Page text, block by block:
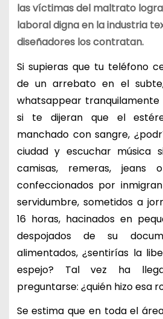
las víctimas del maltrato
laboral digna en la industria
diseñadores los contratan.
Si supieras que tu teléfono
de un arrebato en el
whatsappear tranquilamente
si te dijeran que el
manchado con sangre,
ciudad y escuchar música
camisas, remeras, jeans
confeccionados por
servidumbre, sometidos a
16 horas, hacinados en
despojados de su
alimentados, ¿sentirías la
espejo? Tal vez ha
preguntarse: ¿quién hizo esa
Se estima que en toda el